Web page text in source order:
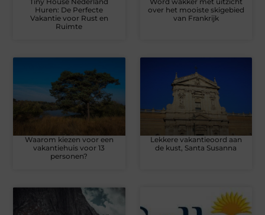
Huren: De Perfecte
Vakantie voor Rust en
Ruimte
over het mooiste skigebied
van Frankrijk
Waarom kiezen voor een
vakantiehuis voor 13
personen?
Lekkere vakantieoord aan
de kust, Santa Susanna